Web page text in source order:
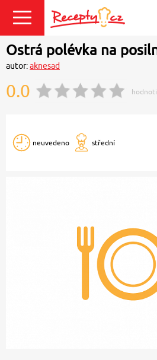
Přihlásit se
Ostrá polévka na
autor:aknesad
0.0
neuvedeno střední